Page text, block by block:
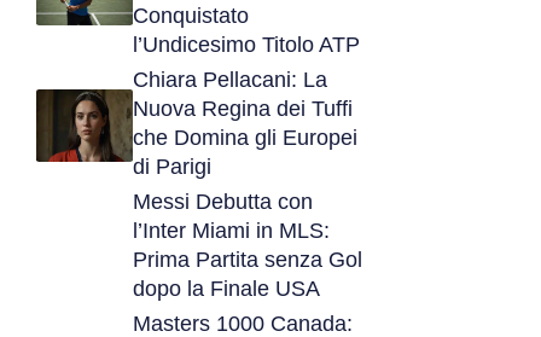
Conquistato
l’Undicesimo Titolo ATP
Chiara Pellacani: La
Nuova Regina dei Tuffi
che Domina gli Europei
di Parigi
Messi Debutta con
l’Inter Miami in MLS:
Prima Partita senza Gol
dopo la Finale USA
Masters 1000 Canada: